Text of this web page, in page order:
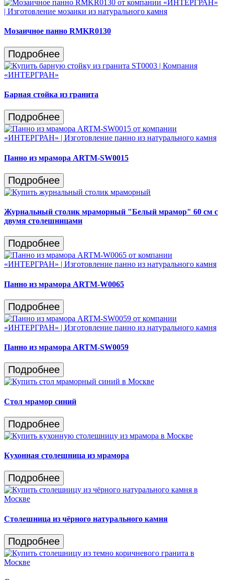
Мозаичное панно RMKR0130
Подробнее
Барная стойка из гранита
Подробнее
Панно из мрамора ARTM-SW0015
Подробнее
Журнальный столик мраморный "Белый мрамор" 60 см с
двумя столешницами
Подробнее
Панно из мрамора ARTM-W0065
Подробнее
Панно из мрамора ARTM-SW0059
Подробнее
Стол мрамор синий
Подробнее
Кухонная столешница из мрамора
Подробнее
Столешница из чёрного натурального камня
Подробнее